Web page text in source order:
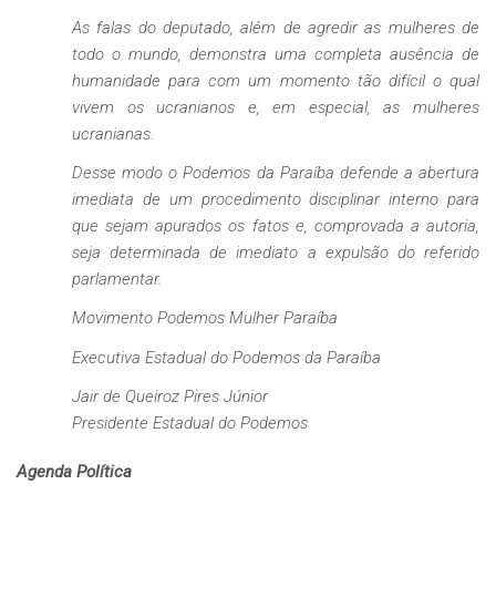
As falas do deputado, além de agredir as mulheres de
todo o mundo, demonstra uma completa ausência de
humanidade para com um momento tão difícil o qual
vivem os ucranianos e, em especial, as mulheres
ucranianas.
Desse modo o Podemos da Paraíba defende a abertura
imediata de um procedimento disciplinar interno para
que sejam apurados os fatos e, comprovada a autoria,
seja determinada de imediato a expulsão do referido
parlamentar.
Movimento Podemos Mulher Paraíba
Executiva Estadual do Podemos da Paraíba
Jair de Queiroz Pires Júnior
Presidente Estadual do Podemos
Agenda Política